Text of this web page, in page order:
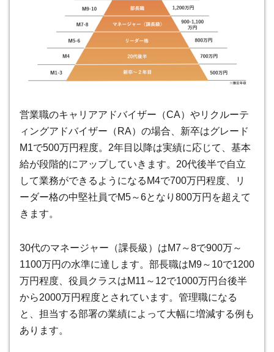
営業職のキャリアアドバイザー（CA）やリクルーテ
ィングアドバイザー（RA）の場合、新卒はグレード
M1で500万円程度。2年目以降は実績に応じて、基本
給が段階的にアップしていきます。20代後半で自立
して業務ができるようになるM4で700万円程度、リ
ーダー格の中堅社員でM5～6となり800万円を超えて
きます。
30代のマネージャー（課長級）はM7～8で900万～
1100万円の水準に達します。部長職はM9～10で1200
万円程度、役員クラスはM11～12で1000万円台後半
から2000万円程度とされています。管理職になる
と、担当する部署の業績によって大幅に増減する例も
あります。